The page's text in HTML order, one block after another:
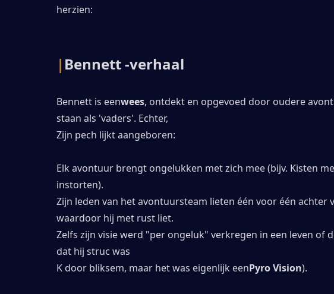
herzien:
| Bennett -verhaal
Bennett is eenwees, ontdekt en opgevoed door oudere
staan als 'vaders'. Echter,
Zijn pech lijkt aangeboren:
Elk avontuur brengt ongelukken met zich mee (bijv. Kisten
instorten).
Zijn leden van het avontuursteam lieten één voor één achter
waardoor hij met rust liet.
Zelfs zijn visie werd "per ongeluk" verkregen in een leven of
dat hij struc was
K door bliksem, maar het was eigenlijk eenPyro Vision).